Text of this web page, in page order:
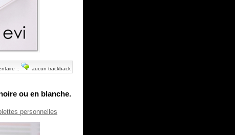
:: aucun trackback
ou en blanche.
personnelles